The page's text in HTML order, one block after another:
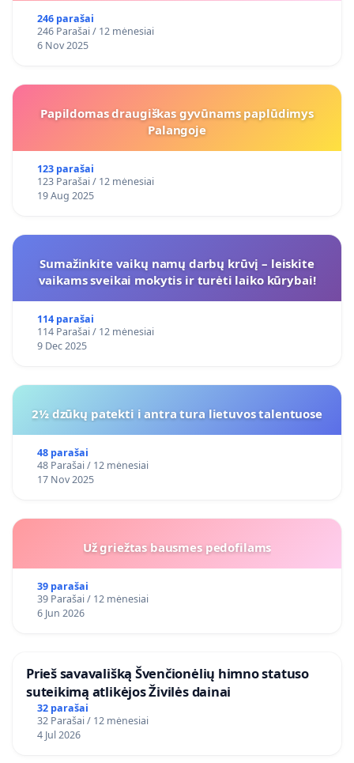
246 parašai
246 Parašai / 12 mėnesiai
6 Nov 2025
Papildomas draugiškas gyvūnams paplūdimys
Palangoje
123 parašai
123 Parašai / 12 mėnesiai
19 Aug 2025
Sumažinkite vaikų namų darbų krūvį – leiskite
vaikams sveikai mokytis ir turėti laiko kūrybai!
114 parašai
114 Parašai / 12 mėnesiai
9 Dec 2025
2½ dzūkų patekti i antra tura lietuvos talentuose
48 parašai
48 Parašai / 12 mėnesiai
17 Nov 2025
Už griežtas bausmes pedofilams
39 parašai
39 Parašai / 12 mėnesiai
6 Jun 2026
​Prieš savavališką Švenčionėlių himno statuso
suteikimą atlikėjos Živilės dainai
32 parašai
32 Parašai / 12 mėnesiai
4 Jul 2026